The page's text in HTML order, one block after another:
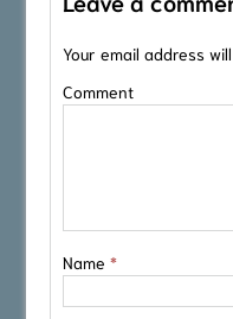
Your email address
Comment
Name *